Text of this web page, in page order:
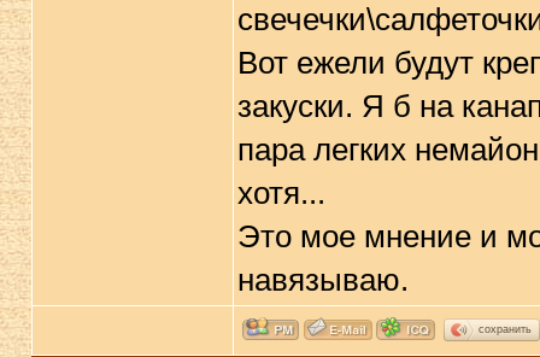
Вот ежели будут
закуски. Я б на
пара легких
хотя...
Это мое мнение и
навязываю.
сохранить